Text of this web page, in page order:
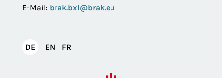
E-Mail: brak.bxl@brak.eu
DEDeutsch
EN English
FR